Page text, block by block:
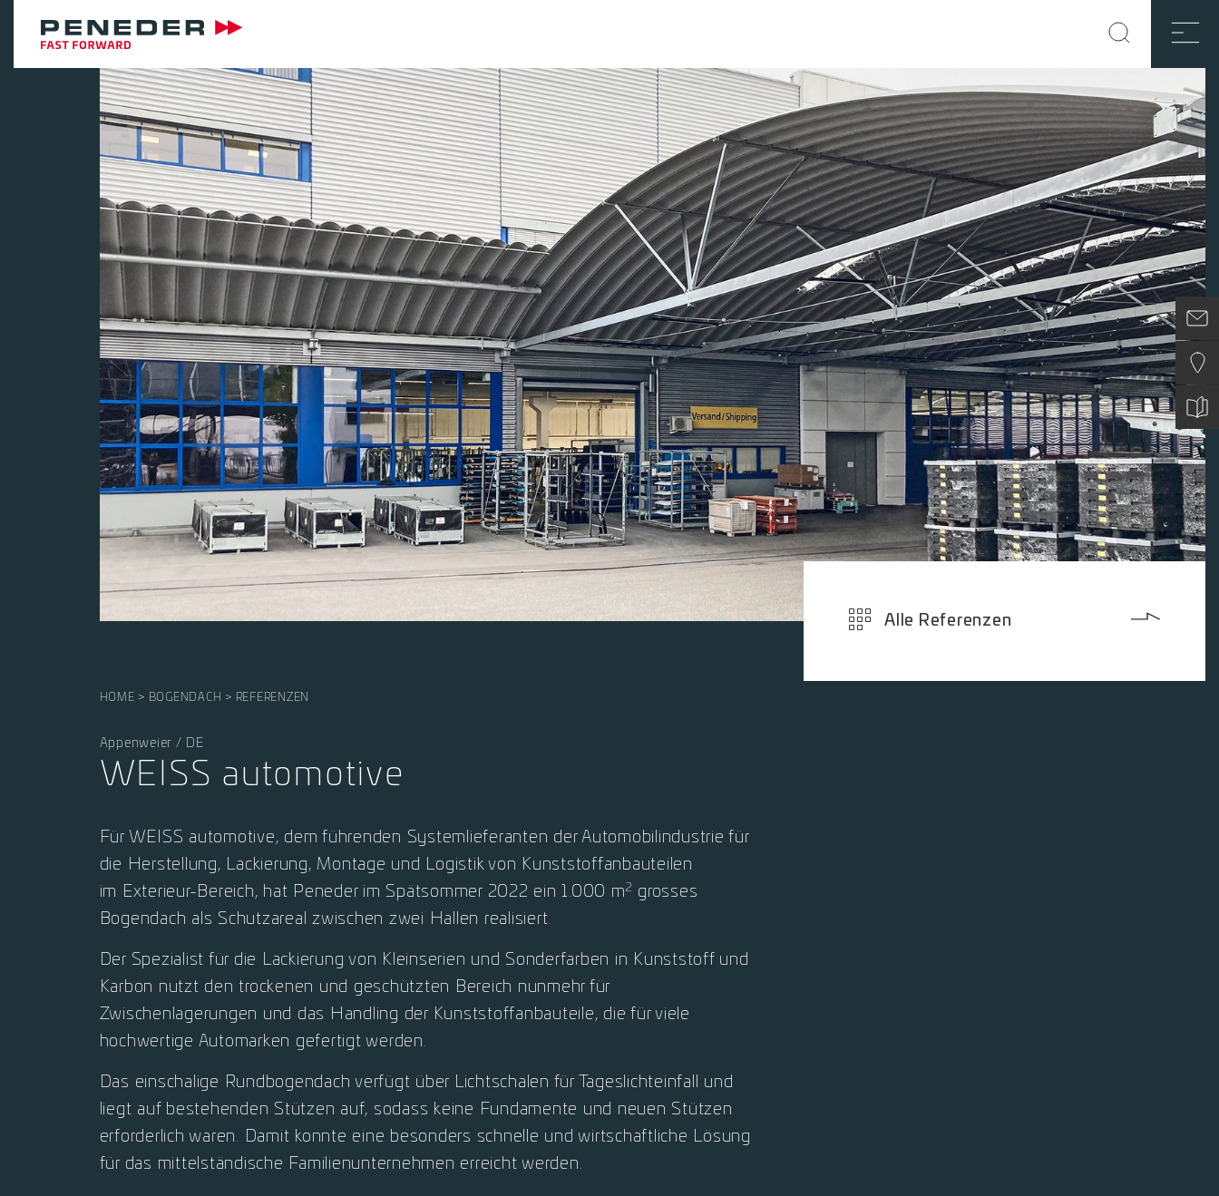
Alle Referenzen
HOME BOGENDACH REFERENZEN
Appenweier / DE
WEISS automotive
Für WEISS automotive, dem führenden Systemlieferanten der Automobilindustrie für
die Herstellung, Lackierung, Montage und Logistik von Kunststoffanbauteilen
im Exterieur-Bereich, hat Peneder im Spätsommer 2022 ein 1.000 m2 grosses
Bogendach als Schutzareal zwischen zwei Hallen realisiert.
Der Spezialist für die Lackierung von Kleinserien und Sonderfarben in Kunststoff und
Karbon nutzt den trockenen und geschützten Bereich nunmehr für
Zwischenlagerungen und das Handling der Kunststoffanbauteile, die für viele
hochwertige Automarken gefertigt werden.
Das einschalige Rundbogendach verfügt über Lichtschalen für Tageslichteinfall und
liegt auf bestehenden Stützen auf, sodass keine Fundamente und neuen Stützen
erforderlich waren. Damit konnte eine besonders schnelle und wirtschaftliche Lösung
für das mittelständische Familienunternehmen erreicht werden.